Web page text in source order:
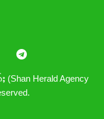
Herald Agency